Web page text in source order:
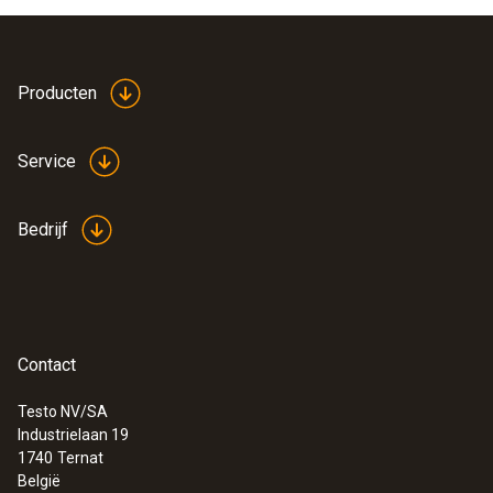
Producten
Service
Bedrijf
Contact
Testo NV/SA
Industrielaan 19
1740 Ternat
België